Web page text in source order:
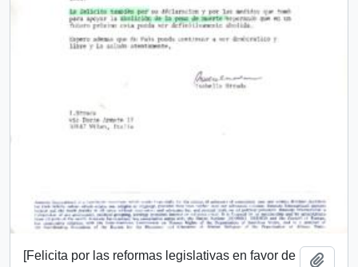
[Felicita por las reformas legislativas en favor de